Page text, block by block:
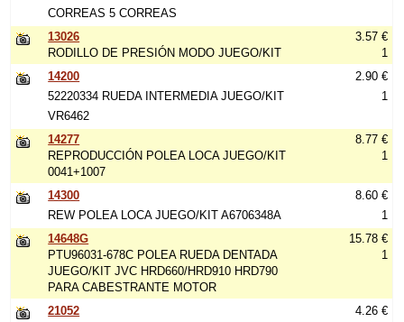
CORREAS 5 CORREAS
13026
RODILLO DE PRESIÓN MODO JUEGO/KIT
3.57 €
1
14200
52220334 RUEDA INTERMEDIA JUEGO/KIT
VR6462
2.90 €
1
14277
REPRODUCCIÓN POLEA LOCA JUEGO/KIT
0041+1007
8.77 €
1
14300
REW POLEA LOCA JUEGO/KIT A6706348A
8.60 €
1
14648G
PTU96031-678C POLEA RUEDA DENTADA
JUEGO/KIT JVC HRD660/HRD910 HRD790
PARA CABESTRANTE MOTOR
15.78 €
1
21052
4.26 €